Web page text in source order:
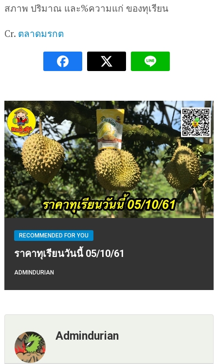
สภาพ ปริมาณ และ%ความแก่ ของทุเรียน
Cr. ตลาดมรกต
RECOMMENDED FOR YOU
ราคาทุเรียนวันนี้ 05/10/61
ADMINDURIAN
Admindurian